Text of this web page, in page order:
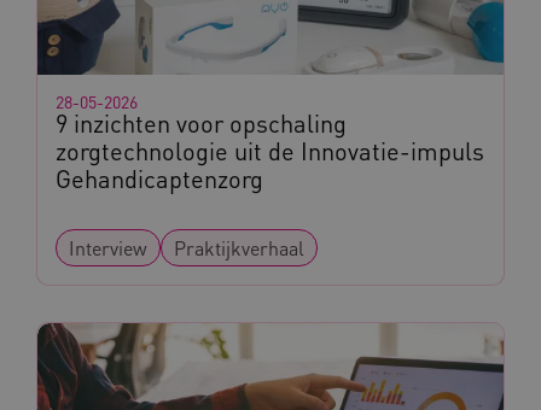
9 inzichten voor opschaling
zorgtechnologie uit de Innovatie-impuls
Gehandicaptenzorg
28-05-2026
Interview Praktijkverhaal
CookieScriptConsent
CookieScript
AWSALBCORS
Amazon.com Inc.
vilans.blueconic.net